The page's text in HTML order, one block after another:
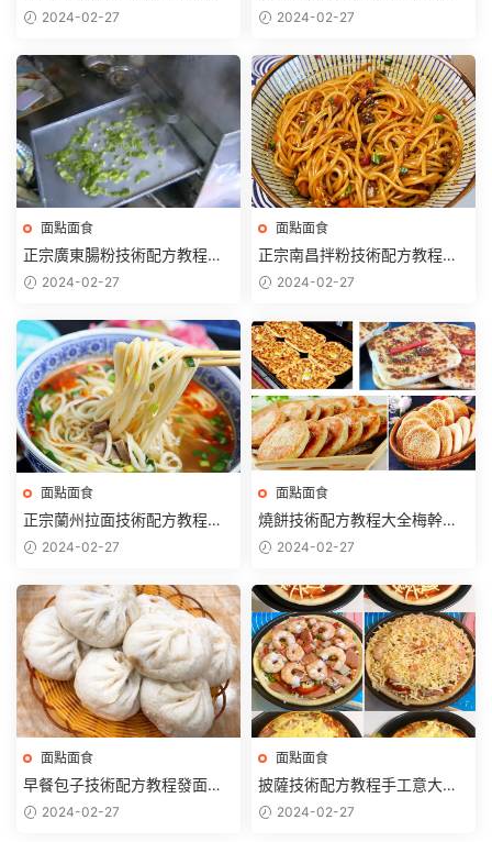
高湯辣椒醬制作早餐夜宵小吃
2024-02-27
教程創業擺攤特色小吃培訓商
2024-02-27
面點面食
正宗廣東腸粉技術配方教程米
漿醬汁配方制作早餐早點小吃
2024-02-27
面點面食
正宗南昌拌粉技術配方教程江
西拌米粉瓦罐湯開店特色小吃
2024-02-27
面點面食
正宗蘭州拉面技術配方教程牛
肉面湯料配方拉面手法教學開
2024-02-27
面點面食
燒餅技術配方教程大全梅幹菜
武大郎吊爐土家掉渣餅制作教
2024-02-27
面點面食
早餐包子技術配方教程發面調
餡料早點灌湯包小吃制作技術
2024-02-27
面點面食
披薩技術配方教程手工意大利
式西餐小吃制作視頻教學創業
2024-02-27